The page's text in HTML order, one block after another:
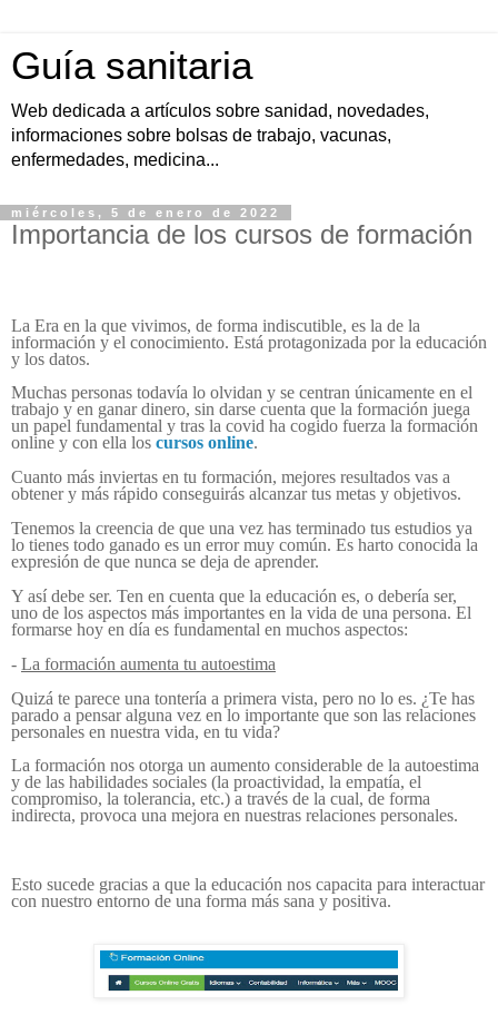
Guía sanitaria
Web dedicada a artículos sobre sanidad, novedades,
informaciones sobre bolsas de trabajo, vacunas,
enfermedades, medicina...
miércoles, 5 de enero de 2022
Importancia de los cursos de formación
La Era en la que vivimos, de forma indiscutible, es la de la
información y el conocimiento. Está protagonizada por la educación
y los datos.
Muchas personas todavía lo olvidan y se centran únicamente en el
trabajo y en ganar dinero, sin darse cuenta que la formación juega
un papel fundamental y tras la covid ha cogido fuerza la formación
online y con ella los cursos online.
Cuanto más inviertas en tu formación, mejores resultados vas a
obtener y más rápido conseguirás alcanzar tus metas y objetivos.
Tenemos la creencia de que una vez has terminado tus estudios ya
lo tienes todo ganado es un error muy común. Es harto conocida la
expresión de que nunca se deja de aprender.
Y así debe ser. Ten en cuenta que la educación es, o debería ser,
uno de los aspectos más importantes en la vida de una persona. El
formarse hoy en día es fundamental en muchos aspectos:
- La formación aumenta tu autoestima
Quizá te parece una tontería a primera vista, pero no lo es. ¿Te has
parado a pensar alguna vez en lo importante que son las relaciones
personales en nuestra vida, en tu vida?
La formación nos otorga un aumento considerable de la autoestima
y de las habilidades sociales (la proactividad, la empatía, el
compromiso, la tolerancia, etc.) a través de la cual, de forma
indirecta, provoca una mejora en nuestras relaciones personales.
Esto sucede gracias a que la educación nos capacita para interactuar
con nuestro entorno de una forma más sana y positiva.